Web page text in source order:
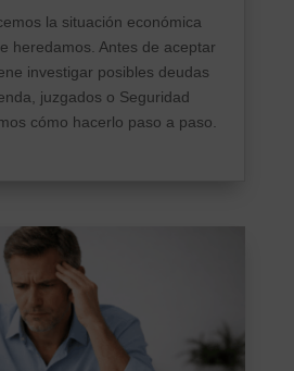
la situación económica
heredamos. Antes de aceptar
investigar posibles deudas
juzgados o Seguridad
cómo hacerlo paso a paso.